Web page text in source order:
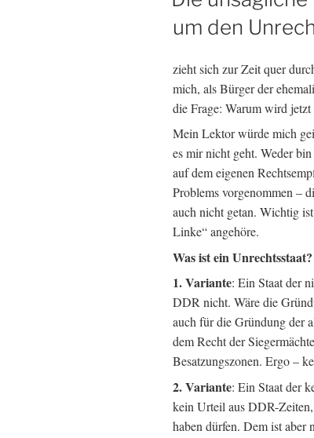
um den
zieht sich zur Zeit quer
mich, als Bürger der
die Frage: Warum wird
Mein Lektor würde mich
es mir nicht geht. Weder
auf dem eigenen
Problems vorgenommen –
auch nicht getan. Wichtig
Linke“ angehöre.
Was ist ein Unrechtsstaat?
1. Variante: Ein Staat der
DDR nicht. Wäre die
auch für die Gründung der
dem Recht der
Besatzungszonen. Ergo –
2. Variante: Ein Staat der
kein Urteil aus DDR-
haben dürfen. Dem ist aber